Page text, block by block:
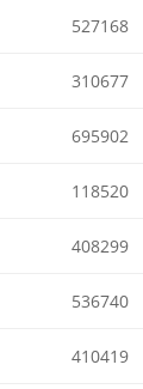
527168
310677
695902
118520
408299
536740
410419